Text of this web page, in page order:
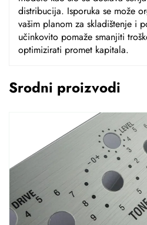
distribucija. Isporuka se može
vašim planom za skladištenje i
učinkovito pomaže smanjiti
optimizirati promet kapitala.
Srodni proizvodi